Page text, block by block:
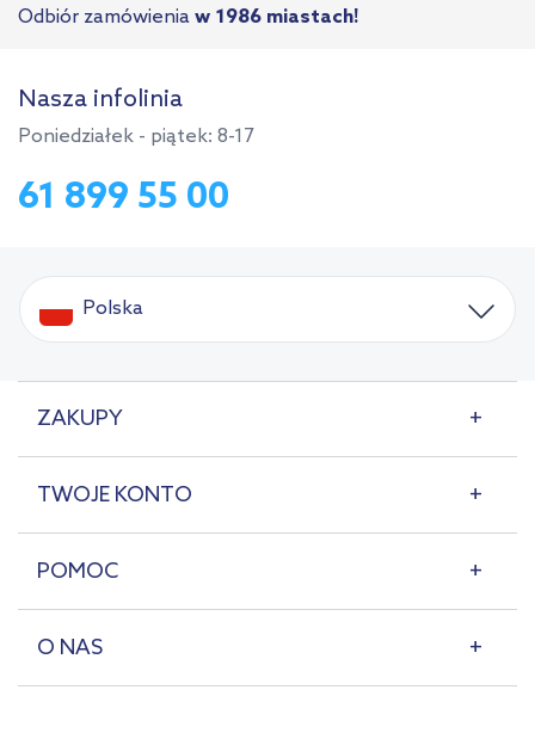
Odbiór zamówienia w 1986 miastach!
Nasza infolinia
Poniedziałek - piątek: 8-17
61 899 55 00
Polska
ZAKUPY
TWOJE KONTO
POMOC
O NAS